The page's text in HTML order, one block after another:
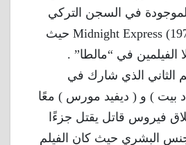
في السجن التركي
في فيلم Midnight Express (1978) حيث
الفيلمين في “مالطا” .
الثاني الذي شارك في
بيت ) و ( ديفيد مورس ) معًا
فيروس قاتل يقتل جزءًا
البشري حيث كان الفيلم